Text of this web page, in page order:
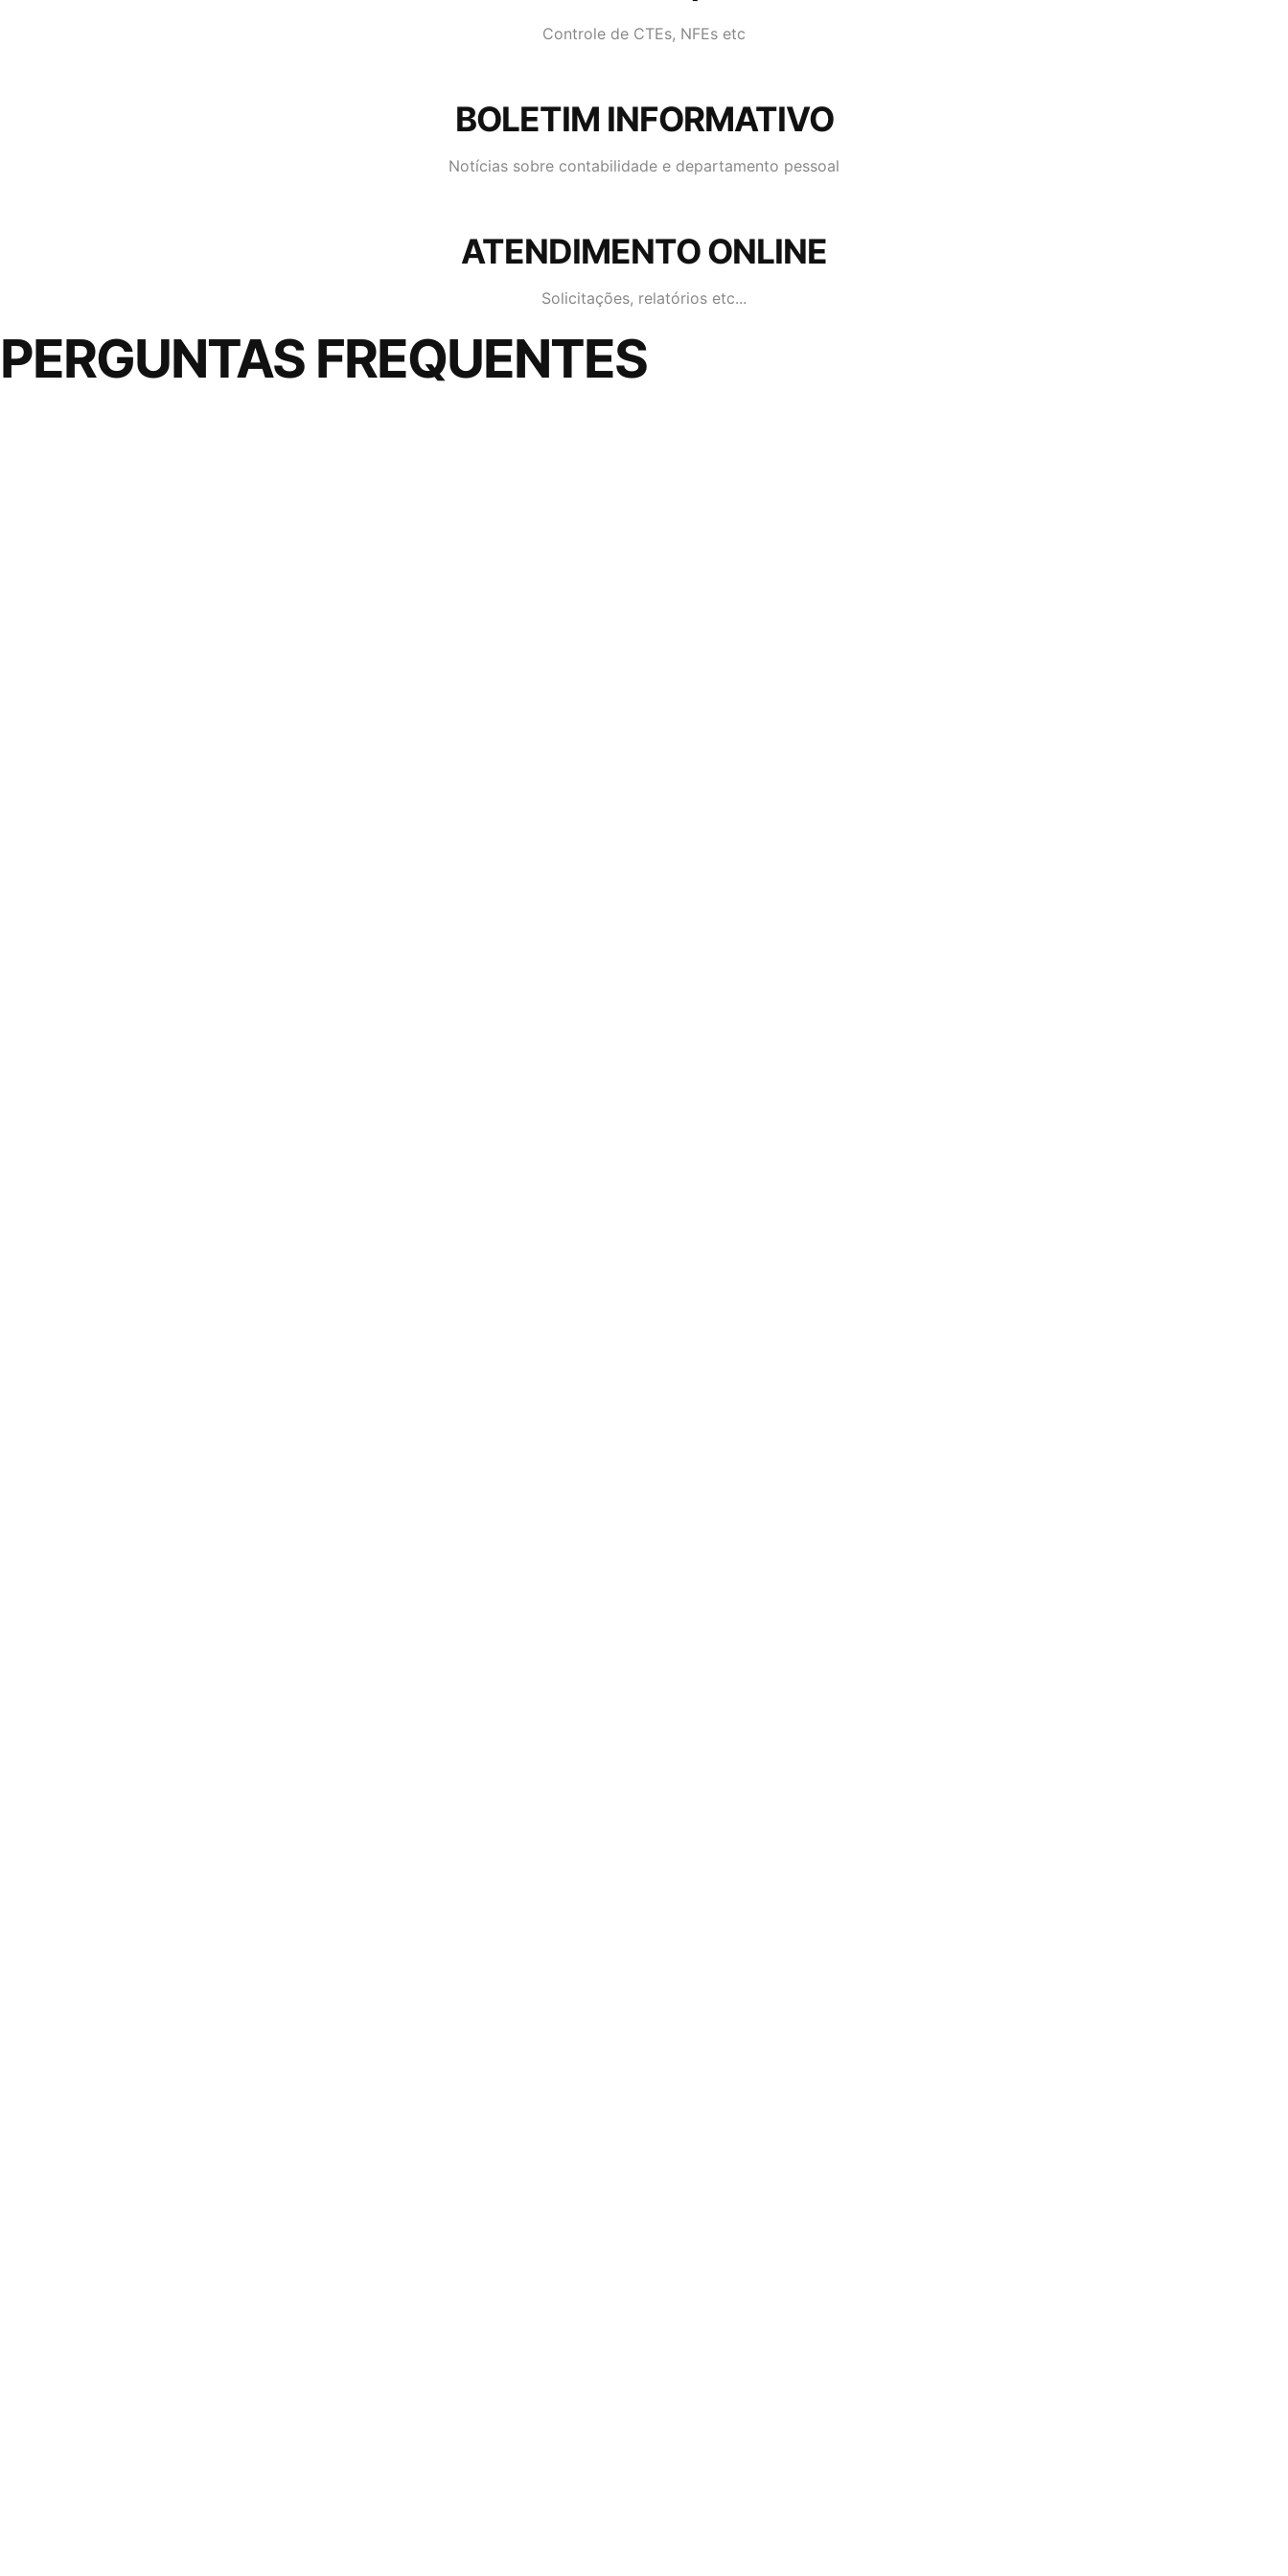
Controle de CTEs, NFEs etc
BOLETIM INFORMATIVO
Notícias sobre contabilidade e departamento pessoal
ATENDIMENTO ONLINE
Solicitações, relatórios etc...
PERGUNTAS FREQUENTES